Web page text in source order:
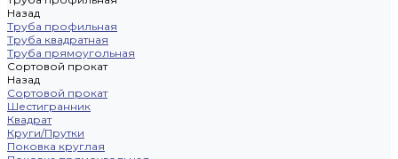
Назад
Труба профильная
Труба квадратная
Труба прямоугольная
Сортовой прокат
Назад
Сортовой прокат
Шестигранник
Квадрат
Круги/Прутки
Поковка круглая